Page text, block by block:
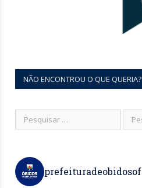
NÃO ENCONTROU O QUE QUERIA?
prefeituradeobidosof